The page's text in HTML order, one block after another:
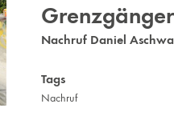
Nachruf Daniel
Tags
Nachruf